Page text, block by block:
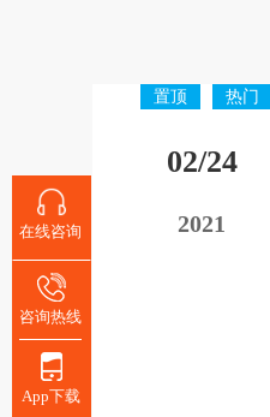
02/24
2021
置顶 热门
在线咨询
咨询热线
App下载